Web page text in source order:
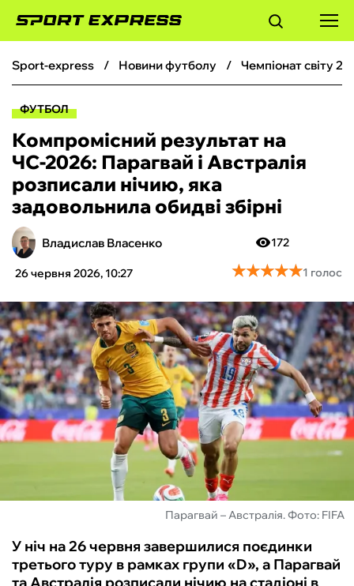
ФУТБОЛ
БОКС
ХОКЕЙ
ТЕНІС
КІБЕРСПОРТ
ЧС-2026
ФУТЗАЛ
ІНШІ
sport-express новини футболу чемпіонат світу
ФУТБОЛ
Компромісний результат на
ЧС-2026: Парагвай і Австралія
розписали нічию, яка
задовольнила обидві збірні
Владислав Власенко
26 червня 2026, 10:27
172
★★★★★
★★★★★1 голос
Парагвай – Австралія. Фото: FIFA
У ніч на 26 червня завершилися поєдинки
третього туру в рамках групи «D», а Парагвай